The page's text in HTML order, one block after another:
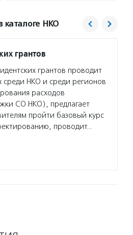
каталоге НКО
грантов
грантов проводит
среди НКО и среди регионов
расходов
СО НКО), предлагает
пройти базовый курс
проводит…